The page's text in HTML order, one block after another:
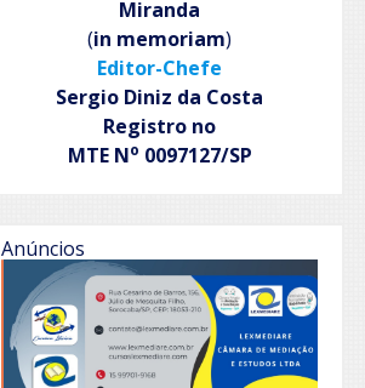
Miranda
(in memoriam)
Editor-Chefe
Sergio Diniz da Costa
Registro no
MTE No 0097127/SP
Anúncios